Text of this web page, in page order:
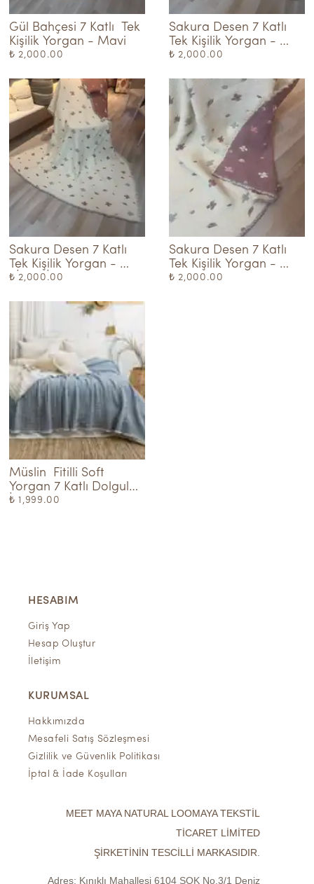
Gül Bahçesi 7 Katlı  Tek
Kişilik Yorgan - Mavi
₺ 2,000.00
Sakura Desen 7 Katlı
Tek Kişilik Yorgan -
kahve-krem
₺ 2,000.00
Sakura Desen 7 Katlı
Tek Kişilik Yorgan -
KİREMİT-KREM
₺ 2,000.00
Sakura Desen 7 Katlı
Tek Kişilik Yorgan -
PEMBE-KREM
₺ 2,000.00
Müslin  Fitilli Soft
Yorgan 7 Katlı Dolgulu
İndigo - Tek kişilik
₺ 1,999.00
HESABIM
Giriş Yap
Hesap Oluştur
İletişim
KURUMSAL
Hakkımızda
Mesafeli Satış Sözleşmesi
Gizlilik ve Güvenlik Politikası
İptal & İade Koşulları
MEET MAYA NATURAL LOOMAYA TEKSTİL
TİCARET LİMİTED
ŞİRKETİNİN TESCİLLİ MARKASIDIR.
Adres: Kınıklı Mahallesi 6104 SOK No.3/1 Deniz